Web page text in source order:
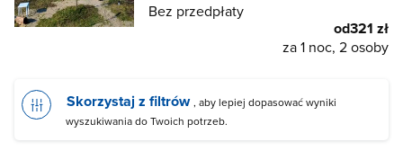
Bez przedpłaty
od321 zł
za 1 noc, 2 osoby
Skorzystaj z filtrów , aby lepiej dopasować wyniki
wyszukiwania do Twoich potrzeb.